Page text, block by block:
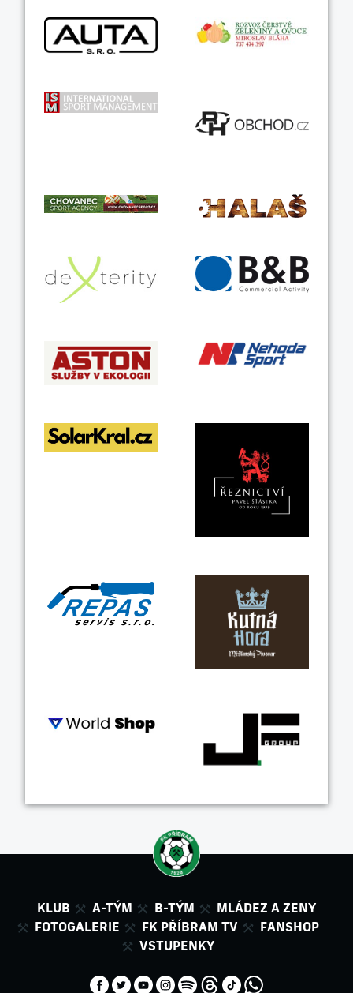
KLUB A-TÝM B-TÝM
MLÁDEZ A ZENY
FOTOGALERIE
FK PŘÍBRAM TV
FANSHOP
VSTUPENKY